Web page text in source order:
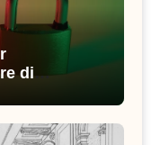
di